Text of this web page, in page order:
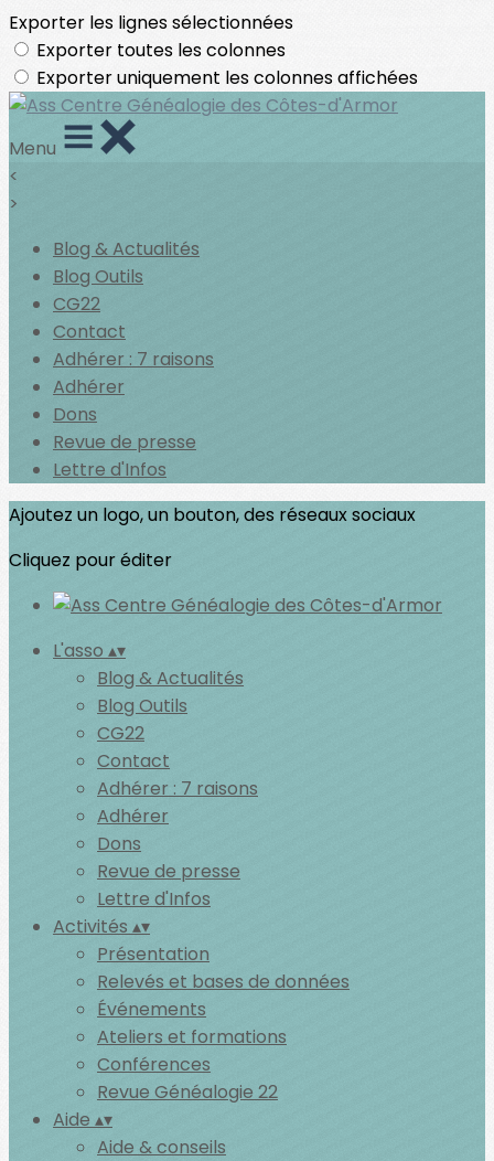
Exporter les lignes sélectionnées
Exporter toutes les colonnes
Exporter uniquement les colonnes affichées
Menu
<
>
Blog & Actualités
Blog Outils
CG22
Contact
Adhérer : 7 raisons
Adhérer
Dons
Revue de presse
Lettre d'Infos
Ajoutez un logo, un bouton, des réseaux sociaux
Cliquez pour éditer
L'asso ▴▾
Blog & Actualités
Blog Outils
CG22
Contact
Adhérer : 7 raisons
Adhérer
Dons
Revue de presse
Lettre d'Infos
Activités ▴▾
Présentation
Relevés et bases de données
Événements
Ateliers et formations
Conférences
Revue Généalogie 22
Aide ▴▾
Aide & conseils